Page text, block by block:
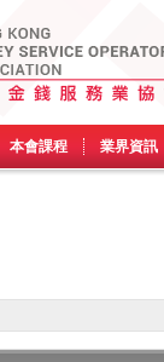
本會課程 業界資訊